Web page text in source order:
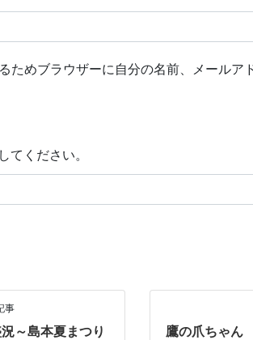
ためブラウザーに自分の名前、メールア
てください。
事
～島本夏まつり 鷹の爪ちゃん